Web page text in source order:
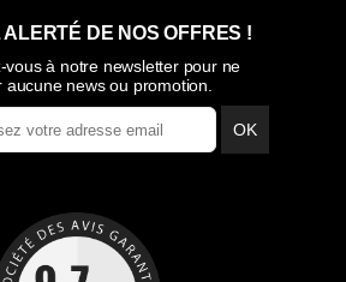
ALERTÉ DE NOS OFFRES !
vous à notre newsletter pour ne
aucune news ou promotion.
OK